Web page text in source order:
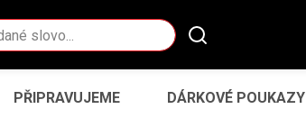
PŘIPRAVUJEME DÁRKOVÉ POUKAZY